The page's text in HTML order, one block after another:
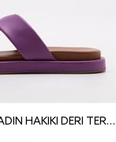
GUSSE MERRY KADIN HAKIKI DERI TERLIK 23196